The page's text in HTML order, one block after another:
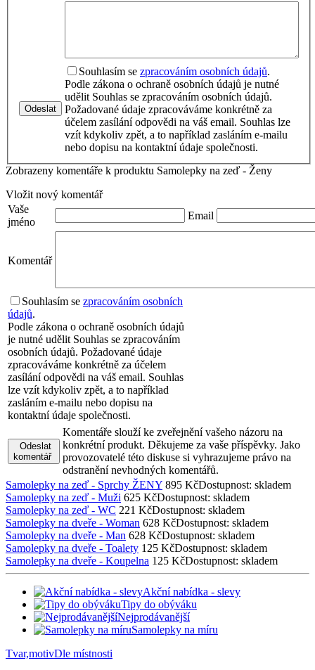
Odeslat
Souhlasím se zpracováním osobních údajů.
Podle zákona o ochraně osobních údajů je nutné
udělit Souhlas se zpracováním osobních údajů.
Požadované údaje zpracováváme konkrétně za
účelem zasílání odpovědi na váš email. Souhlas lze
vzít kdykoliv zpět, a to například zasláním e-mailu
nebo dopisu na kontaktní údaje společnosti.
Zobrazeny komentáře k produktu Samolepky na zeď - Ženy
Vložit nový komentář
Vaše
jméno
Email
Komentář
Souhlasím se zpracováním osobních
údajů.
Podle zákona o ochraně osobních údajů
je nutné udělit Souhlas se zpracováním
osobních údajů. Požadované údaje
zpracováváme konkrétně za účelem
zasílání odpovědi na váš email. Souhlas
lze vzít kdykoliv zpět, a to například
zasláním e-mailu nebo dopisu na
kontaktní údaje společnosti.
Odeslat
komentář
Komentáře slouží ke zveřejnění vašeho názoru na
konkrétní produkt. Děkujeme za vaše příspěvky. Jako
provozovatelé této diskuse si vyhrazujeme právo na
odstranění nevhodných komentářů.
Samolepky na zeď - Sprchy ŽENY 895 KčDostupnost: skladem
Samolepky na zeď - Muži 625 KčDostupnost: skladem
Samolepky na zeď - WC 221 KčDostupnost: skladem
Samolepky na dveře - Woman 628 KčDostupnost: skladem
Samolepky na dveře - Man 628 KčDostupnost: skladem
Samolepky na dveře - Toalety 125 KčDostupnost: skladem
Samolepky na dveře - Koupelna 125 KčDostupnost: skladem
Akční nabídka - slevy
Tipy do obýváku
Nejprodávanější
Samolepky na míru
Tvar,motivDle místnosti